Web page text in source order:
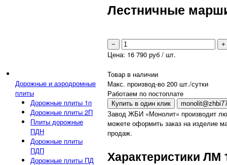
Дорожные и аэродромные
плиты
Дорожные плиты 1п
Дорожные плиты 2П
Плиты дорожные
ПДН
Дорожные плиты
ПДП
Дорожные плиты ПД
Лестничные
− +
Цена: 16 790 руб / шт.
Товар в наличии
Макс. производ-во 200 шт./сутки
Работаем по постоплате
Купить в один клик
Завод ЖБИ «Монолит» производит
можете оформить заказ на изделие
продаж.
Характеристики ЛМ